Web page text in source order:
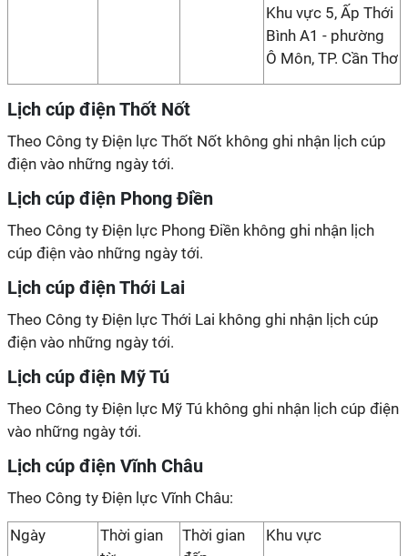
Khu vực 5, Ấp Thới
Bình A1 - phường
Ô Môn, TP. Cần Thơ
Lịch cúp điện Thốt Nốt
Theo Công ty Điện lực Thốt Nốt không ghi nhận lịch cúp
điện vào những ngày tới.
Lịch cúp điện Phong Điền
Theo Công ty Điện lực Phong Điền không ghi nhận lịch
cúp điện vào những ngày tới.
Lịch cúp điện Thới Lai
Theo Công ty Điện lực Thới Lai không ghi nhận lịch cúp
điện vào những ngày tới.
Lịch cúp điện Mỹ Tú
Theo Công ty Điện lực Mỹ Tú không ghi nhận lịch cúp điện
vào những ngày tới.
Lịch cúp điện Vĩnh Châu
Theo Công ty Điện lực Vĩnh Châu:
Ngày
Thời gian
Thời gian
Khu vực